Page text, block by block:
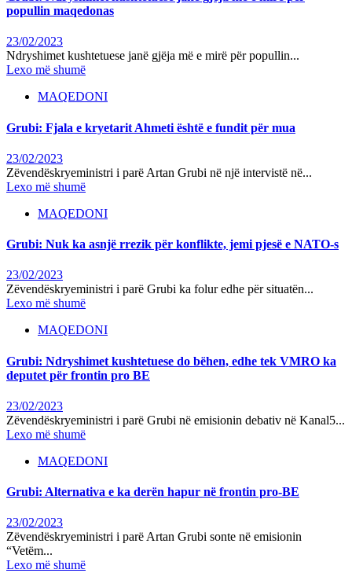
popullin maqedonas
23/02/2023
Ndryshimet kushtetuese janë gjëja më e mirë për popullin...
Lexo më shumë
MAQEDONI
Grubi: Fjala e kryetarit Ahmeti është e fundit për mua
23/02/2023
Zëvendëskryeministri i parë Artan Grubi në një intervistë në...
Lexo më shumë
MAQEDONI
Grubi: Nuk ka asnjë rrezik për konflikte, jemi pjesë e NATO-s
23/02/2023
Zëvendëskryeministri i parë Grubi ka folur edhe për situatën...
Lexo më shumë
MAQEDONI
Grubi: Ndryshimet kushtetuese do bëhen, edhe tek VMRO ka
deputet për frontin pro BE
23/02/2023
Zëvendëskryeministri i parë Grubi në emisionin debativ në Kanal5...
Lexo më shumë
MAQEDONI
Grubi: Alternativa e ka derën hapur në frontin pro-BE
23/02/2023
Zëvendëskryeministri i parë Artan Grubi sonte në emisionin
“Vetëm...
Lexo më shumë